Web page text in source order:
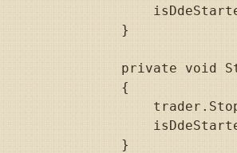
        }
private void
        {
        }